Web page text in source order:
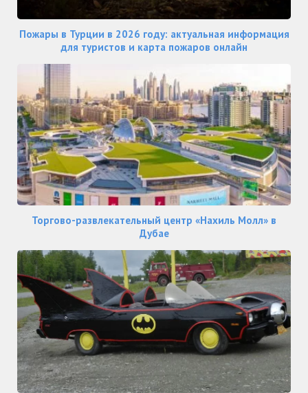
Пожары в Турции в 2026 году: актуальная информация
для туристов и карта пожаров онлайн
Торгово-развлекательный центр «Нахиль Молл» в
Дубае